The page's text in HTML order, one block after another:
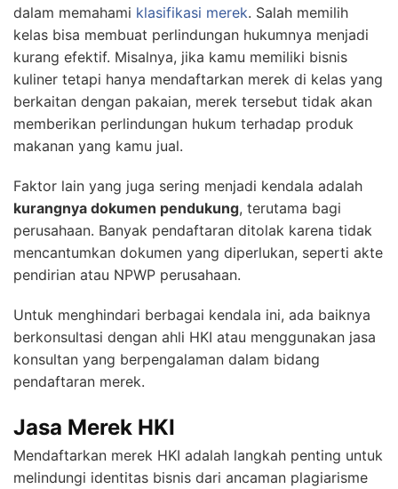
dalam memahami klasifikasi merek. Salah memilih
kelas bisa membuat perlindungan hukumnya menjadi
kurang efektif. Misalnya, jika kamu memiliki bisnis
kuliner tetapi hanya mendaftarkan merek di kelas yang
berkaitan dengan pakaian, merek tersebut tidak akan
memberikan perlindungan hukum terhadap produk
makanan yang kamu jual.
Faktor lain yang juga sering menjadi kendala adalah
kurangnya dokumen pendukung, terutama bagi
perusahaan. Banyak pendaftaran ditolak karena tidak
mencantumkan dokumen yang diperlukan, seperti akte
pendirian atau NPWP perusahaan.
Untuk menghindari berbagai kendala ini, ada baiknya
berkonsultasi dengan ahli HKI atau menggunakan jasa
konsultan yang berpengalaman dalam bidang
pendaftaran merek.
Jasa Merek HKI
Mendaftarkan merek HKI adalah langkah penting untuk
melindungi identitas bisnis dari ancaman plagiarisme